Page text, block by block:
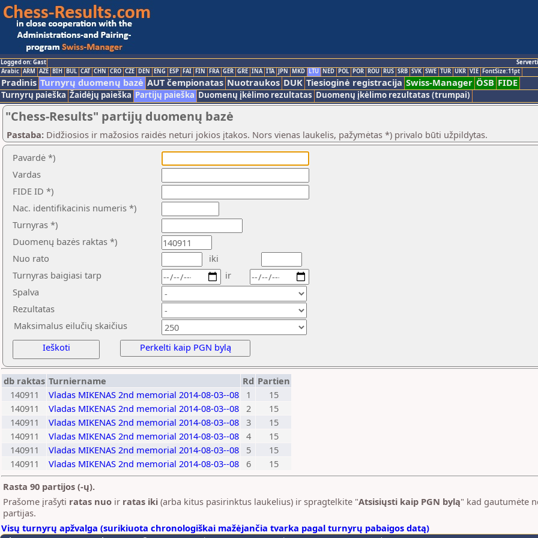
Logged on: Gast
Arabic ARM AZE BIH BUL CAT CHN CRO CZE DEN ENG ESP FAI FIN FRA GER GRE INA ITA JPN MKD LTU NED POL POR ROU RUS SRB SVK SWE TUR UKR VIE FontSize:11pt
Pradinis Turnyrų duomenų bazė AUT čempionatas Nuotraukos DUK Tiesioginė registracija Swiss-Manager ÖSB FIDE
Turnyrų paieška Žaidėjų paieška Partijų paieška Duomenų įkėlimo rezultatas Duomenų įkėlimo rezultatas (trumpai)
"Chess-Results" partijų duomenų bazė
Pastaba: Didžiosios ir mažosios raidės neturi jokios įtakos. Nors vienas laukelis, pažymėtas *) privalo būti užpildytas.
Pavardė *)
Vardas
FIDE ID *)
Nac. identifikacinis numeris *)
Turnyras *)
Duomenų bazės raktas *)
Nuo rato
iki
Turnyras baigiasi tarp
Spalva
Rezultatas
ir
Maksimalus eilučių skaičius
Ieškoti
Perkelti kaip PGN bylą
db raktas Turniername Rd Partien
140911
Vladas MIKENAS 2nd memorial 2014-08-03--08 1
15
140911
Vladas MIKENAS 2nd memorial 2014-08-03--08 2
15
140911
Vladas MIKENAS 2nd memorial 2014-08-03--08 3
15
140911
Vladas MIKENAS 2nd memorial 2014-08-03--08 4
15
140911
Vladas MIKENAS 2nd memorial 2014-08-03--08 5
15
140911
Vladas MIKENAS 2nd memorial 2014-08-03--08 6
15
Rasta 90 partijos (-ų).
Prašome įrašyti ratas nuo ir ratas iki (arba kitus pasirinktus laukelius) ir spragtelkite "Atsisiųsti kaip PGN bylą" kad gautumėte
partijas.
Visų turnyrų apžvalga (surikiuota chronologiškai mažėjančia tvarka pagal turnyrų pabaigos datą)